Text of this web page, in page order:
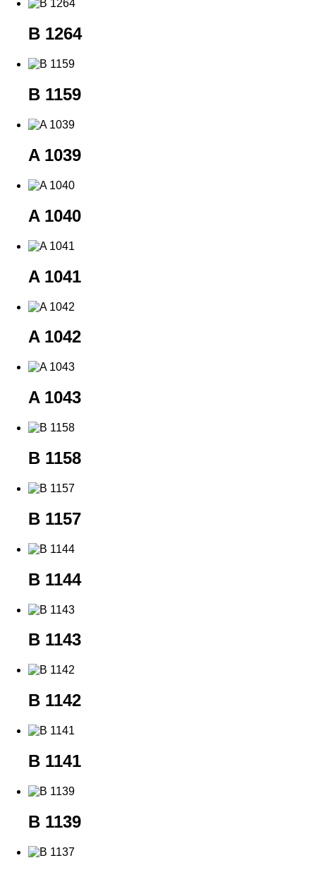
B 1264
B 1159
A 1039
A 1040
A 1041
A 1042
A 1043
B 1158
B 1157
B 1144
B 1143
B 1142
B 1141
B 1139